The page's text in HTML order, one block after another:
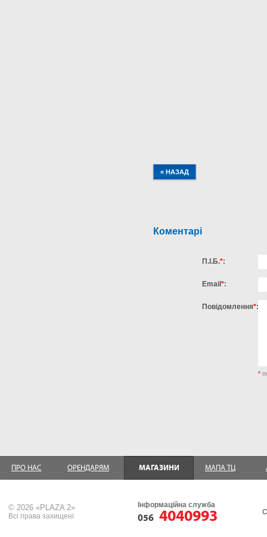
« НАЗАД
Коментарі
П.І.Б.*:
Email *:
Повідомлення*:
*
ПРО НАС ОРЕНДАРЯМ МАГАЗИНИ МАПА ТЦ
© 2026 «PLAZA 2»
Всі права захищені
Інформаційна служба
056 4040993